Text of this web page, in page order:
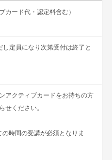
カード代・認定料含む）
し定員になり次第受付は終了と
アクティブカードをお持ちの方
せください。
時間の受講が必須となりま